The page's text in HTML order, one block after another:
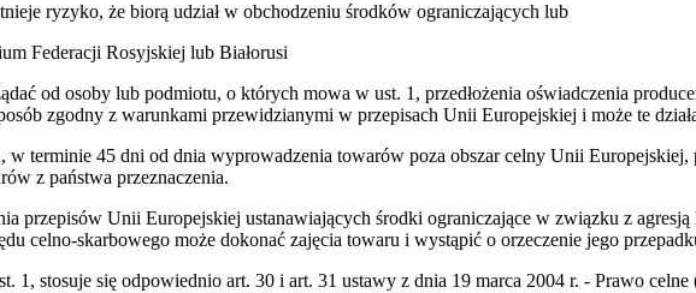
ryzyko, że biorą udział w obchodzeniu środków ograniczających lub
Federacji Rosyjskiej lub Białorusi
od osoby lub podmiotu, o których mowa w ust. 1, przedłożenia oświadczenia
zgodny z warunkami przewidzianymi w przepisach Unii Europejskiej i może te
terminie 45 dni od dnia wyprowadzenia towarów poza obszar celny Unii Europejskiej,
z państwa przeznaczenia.
przepisów Unii Europejskiej ustanawiających środki ograniczające w związku z
celno-skarbowego może dokonać zajęcia towaru i wystąpić o orzeczenie jego
1, stosuje się odpowiednio art. 30 i art. 31 ustawy z dnia 19 marca 2004 r. - Prawo